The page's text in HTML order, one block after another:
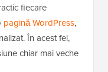
fiecare
pagină WordPress,
În acest fel,
chiar mai veche